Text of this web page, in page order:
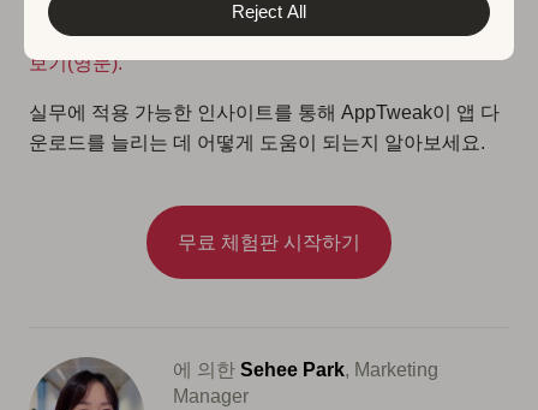
Reject All
App Store 및 Google Play 내 Supersolid의 상위 게임
보기(영문).
실무에 적용 가능한 인사이트를 통해 AppTweak이 앱 다
운로드를 늘리는 데 어떻게 도움이 되는지 알아보세요.
무료 체험판 시작하기
에 의한 Sehee Park, Marketing
Manager